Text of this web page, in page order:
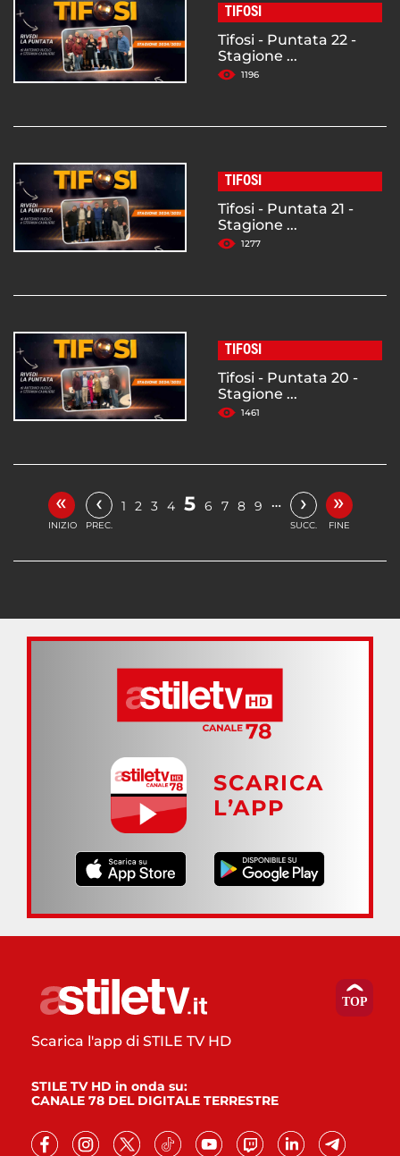
TIFOSI
Tifosi - Puntata 22 -
Stagione ...
1196
TIFOSI
Tifosi - Puntata 21 -
Stagione ...
1277
TIFOSI
Tifosi - Puntata 20 -
Stagione ...
1461
«
INIZIO
‹
PREC.
1 2 3 4 5 6 7 8 9 … ›
SUCC.
»
FINE
SCARICA
L’APP
Scarica l'app di STILE TV HD
STILE TV HD in onda su:
CANALE 78 DEL DIGITALE TERRESTRE